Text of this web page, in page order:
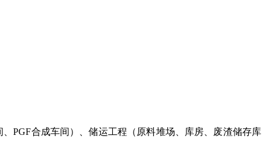
、PGF合成车间）、储运工程（原料堆场、库房、废渣储存库